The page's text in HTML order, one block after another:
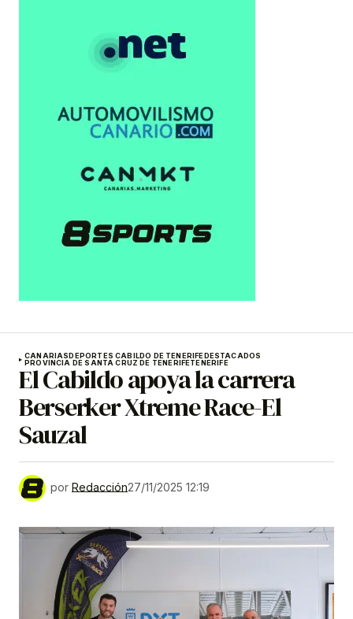
CANARIASDEPORTES CABILDO DE TENERIFEDESTACADOS
PROVINCIA DE SANTA CRUZ DE TENERIFETENERIFE
El Cabildo apoya la carrera
Berserker Xtreme Race-El
Sauzal
por Redacción27/11/2025 12:19